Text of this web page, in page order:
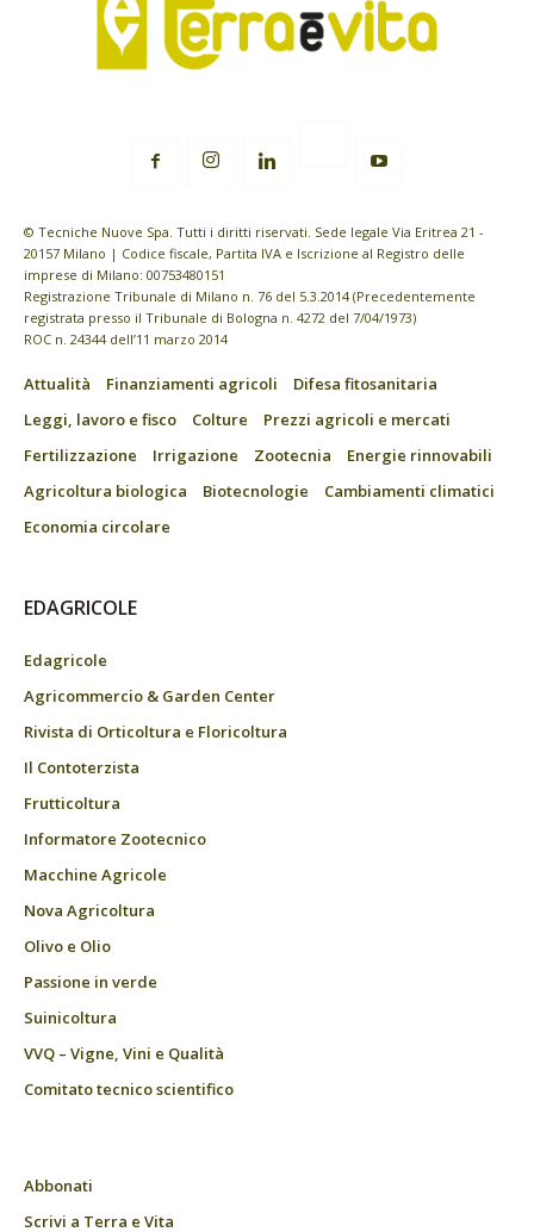
© Tecniche Nuove Spa. Tutti i diritti riservati. Sede legale Via Eritrea 21 -
20157 Milano | Codice fiscale, Partita IVA e Iscrizione al Registro delle
imprese di Milano: 00753480151
Registrazione Tribunale di Milano n. 76 del 5.3.2014 (Precedentemente
registrata presso il Tribunale di Bologna n. 4272 del 7/04/1973)
ROC n. 24344 dell’11 marzo 2014
Attualità Finanziamenti agricoli
Difesa fitosanitaria
Leggi, lavoro e fisco
Colture
Prezzi agricoli e mercati
Fertilizzazione
Irrigazione Zootecnia
Energie rinnovabili
Agricoltura biologica
Biotecnologie
Cambiamenti climatici
Economia circolare
EDAGRICOLE
Edagricole
Agricommercio & Garden Center
Rivista di Orticoltura e Floricoltura
Il Contoterzista
Frutticoltura
Informatore Zootecnico
Macchine Agricole
Nova Agricoltura
Olivo e Olio
Passione in verde
Suinicoltura
VVQ – Vigne, Vini e Qualità
Comitato tecnico scientifico
Abbonati
Scrivi a Terra e Vita